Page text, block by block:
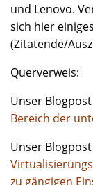
und Lenovo.
sich hier
(Zitatende/
Querverweis:
Unser
Bereich der
Unser
zu gängigen